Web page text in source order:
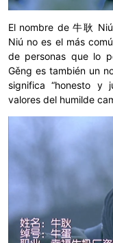
El nombre de 牛耿
Niú no es el más
de personas que lo
Gěng es también un
significa “honesto y
valores del humilde